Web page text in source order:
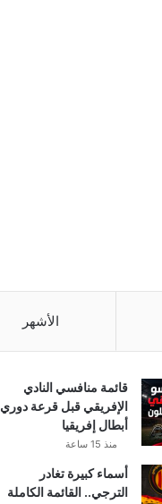
الأشهر
قائمة منافسي النادي
الإفريقي قبل قرعة دوري
أبطال إفريقيا
منذ 15 ساعة
أسماء كبيرة تغادر
الترجي.. القائمة الكاملة